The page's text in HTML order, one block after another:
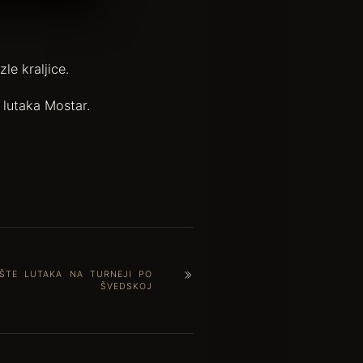
kraljice.
Mostar.
LUTAKA NA TURNEJI PO
ŠVEDSKOJ